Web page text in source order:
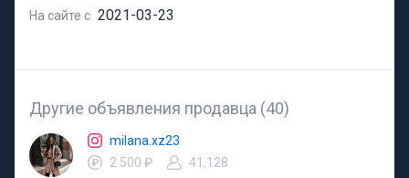
На сайте с 2021-03-23
Другие объявления продавца (40)
milana.xz23
2 500 ₽
41,128